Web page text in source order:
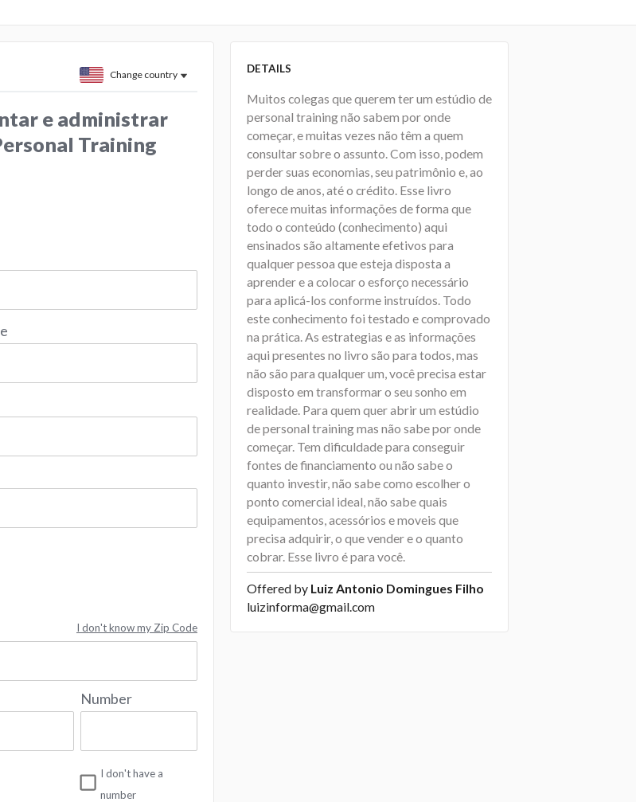
Change country
e administrar
Training
I don't know my Zip Code
Number
I don't have a
number
DETAILS
Muitos colegas que querem ter um estúdio de
personal training não sabem por onde
começar, e muitas vezes não têm a quem
consultar sobre o assunto. Com isso, podem
perder suas economias, seu patrimônio e, ao
longo de anos, até o crédito. Esse livro
oferece muitas informações de forma que
todo o conteúdo (conhecimento) aqui
ensinados são altamente efetivos para
qualquer pessoa que esteja disposta a
aprender e a colocar o esforço necessário
para aplicá-los conforme instruídos. Todo
este conhecimento foi testado e comprovado
na prática. As estrategias e as informações
aqui presentes no livro são para todos, mas
não são para qualquer um, você precisa estar
disposto em transformar o seu sonho em
realidade. Para quem quer abrir um estúdio
de personal training mas não sabe por onde
começar. Tem dificuldade para conseguir
fontes de financiamento ou não sabe o
quanto investir, não sabe como escolher o
ponto comercial ideal, não sabe quais
equipamentos, acessórios e moveis que
precisa adquirir, o que vender e o quanto
cobrar. Esse livro é para você.
Offered by Luiz Antonio Domingues Filho
luizinforma@gmail.com